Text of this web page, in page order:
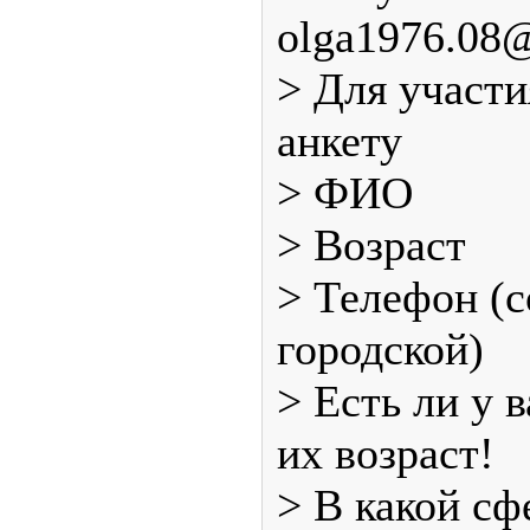
> Для
анкету
> ФИО
> Возраст
> Телефон
городской)
> Есть ли у
их возраст!
> В какой